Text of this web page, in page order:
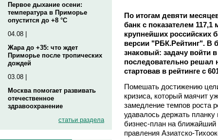
Первое дыхание осени:
температура в Приморье
опустится до +8 °C
04.08 |
Жара до +35: что ждет
Приморье после тропических
дождей
03.08 |
Москва помогает развивать
отечественное
здравоохранение
статьи раздела
По итогам девяти
банк с показателем
крупнейших российских
версии "РБК.Рейтинг". В
знаковый: задачу войти
последовательно решал
стартовав в рейтинге с
Помешать достижению
кризиса, который маячит
замедление темпов роста
удавалось держать
бизнес-план на
правления Азиатско-